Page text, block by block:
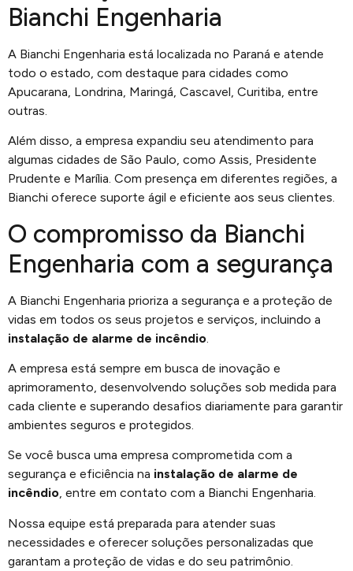
Bianchi Engenharia
A Bianchi Engenharia está localizada no Paraná e atende
todo o estado, com destaque para cidades como
Apucarana, Londrina, Maringá, Cascavel, Curitiba, entre
outras.
Além disso, a empresa expandiu seu atendimento para
algumas cidades de São Paulo, como Assis, Presidente
Prudente e Marília. Com presença em diferentes regiões, a
Bianchi oferece suporte ágil e eficiente aos seus clientes.
O compromisso da Bianchi
Engenharia com a segurança
A Bianchi Engenharia prioriza a segurança e a proteção de
vidas em todos os seus projetos e serviços, incluindo a
instalação de alarme de incêndio
A empresa está sempre em busca de inovação e
aprimoramento, desenvolvendo soluções sob medida para
cada cliente e superando desafios diariamente para garantir
ambientes seguros e protegidos.
Se você busca uma empresa comprometida com a
segurança e eficiência na instalação de alarme de
incêndio, entre em contato com a Bianchi Engenharia.
Nossa equipe está preparada para atender suas
necessidades e oferecer soluções personalizadas que
garantam a proteção de vidas e do seu patrimônio.